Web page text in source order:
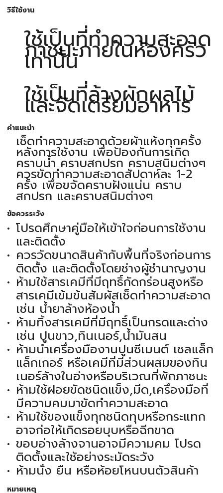
วิธีใช้งาน
ใช้เป็นที่ทำความสะอาด
ภาชนะภายในห้องครัว
เท่านั้น
ใช้เป็นที่ล้างผักผลไม้
และจัดเตรียมอาหาร
คำแนะนำ
เช็ดทำความสะอาดด้วยผ้าแห้งทุกครั้ง
หลังการใช้งาน เพื่อป้องกันการเกิด
คราบน้ำ คราบสกปรก คราบสนิมต่างๆ
ควรขัดทำความสะอาดสัปดาห์ละ 1-2
ครั้ง เพื่อขจัดคราบฝังแน่น คราบ
สกปรก และคราบสนิมต่างๆ
ข้อควรระวัง
โปรดศึกษาคู่มือให้เข้าใจก่อนการใช้งาน
และติดตั้ง
ควรวัดขนาดสินค้ากับพื้นที่จริงก่อนการ
ติดตั้ง และติดตั้งโดยช่างผู้ชำนาญงาน
ห้ามใช้สารเคมีที่มีฤทธิ์กัดกร่อนสูงหรือ
สารเคมีเข้มข้นสัมผัสเช็ดทำความสะอาด
เช่น น้ำยาล้างห้องน้ำ
ห้ามทิ้งสารเคมีที่มีฤทธิ์เป็นกรดและด่าง
เช่น ปูนขาว,ทินเนอร์,น้ำมันสน
ห้ามนำเครื่องมืองานปูนซีเมนต์ เชลแล็ก
แล็กเกอร์ หรือเคมีที่มีส่วนผสมของทิน
เนอร์ล้างในอ่างหรือบริเวณที่พักภาชนะ
ห้ามใช้ฝอยขัดชนิดแข็ง,มีด,เครื่องมือที่
มีความคมมาขัดทำความสะอาด
ห้ามใช้ของแข็งทุกชนิดทุบหรือกระแทก
อาจก่อให้เกิดรอยบุบหรือฉีกขาด
ขอบอ่างล้างจานอาจมีความคม โปรด
ติดตั้งและใช้อย่างระมัดระวัง
ห้ามนั่ง ยืน หรือห้อยโหนบนตัวสินค้า
หมายเหตุ